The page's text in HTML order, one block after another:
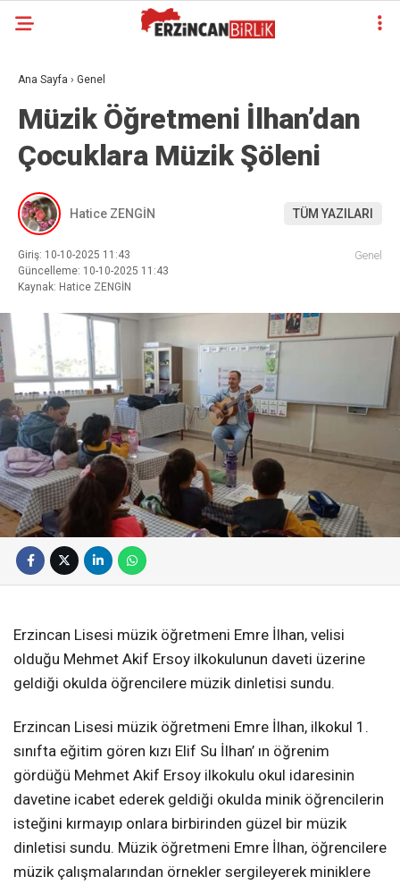
Ana Sayfa › Genel
Müzik Öğretmeni İlhan’dan
Çocuklara Müzik Şöleni
Hatice ZENGİN TÜM YAZILARI
Giriş: 10-10-2025 11:43
Güncelleme: 10-10-2025 11:43
Kaynak: Hatice ZENGİN
Genel
Erzincan Lisesi müzik öğretmeni Emre İlhan, velisi
olduğu Mehmet Akif Ersoy ilkokulunun daveti üzerine
geldiği okulda öğrencilere müzik dinletisi sundu.
Erzincan Lisesi müzik öğretmeni Emre İlhan, ilkokul 1.
sınıfta eğitim gören kızı Elif Su İlhan’ ın öğrenim
gördüğü Mehmet Akif Ersoy ilkokulu okul idaresinin
davetine icabet ederek geldiği okulda minik öğrencilerin
isteğini kırmayıp onlara birbirinden güzel bir müzik
dinletisi sundu. Müzik öğretmeni Emre İlhan, öğrencilere
müzik çalışmalarından örnekler sergileyerek miniklere